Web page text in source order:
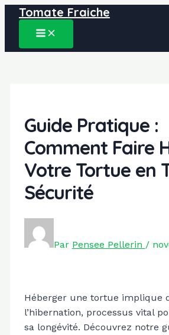
Aller
contenu
Tomate Fraiche
MAIN
MENU
Guide Pratique :
Comment Faire
Votre Tortue en
Sécurité
Par Pensee Pellerin /
Héberger une tortue implique
l’hibernation, processus vital
sa longévité. Découvrez notre